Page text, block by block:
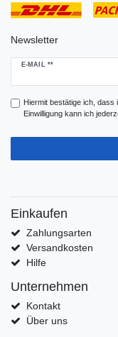
Newsletter
E-MAIL **
Newsletter
Hiermit bestätige ich, dass
Einwilligung kann ich
Einkaufen
Zahlungsarten
Versandkosten
Hilfe
Unternehmen
Kontakt
Über uns